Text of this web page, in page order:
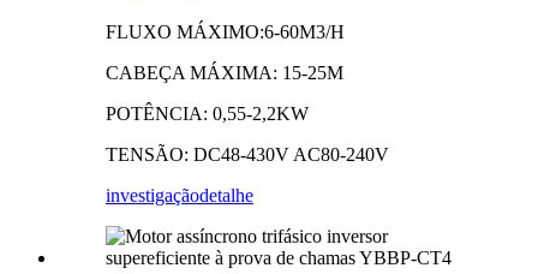
FLUXO MÁXIMO:6-60M3/H
CABEÇA MÁXIMA: 15-25M
POTÊNCIA: 0,55-2,2KW
TENSÃO: DC48-430V AC80-240V
investigaçãodetalhe